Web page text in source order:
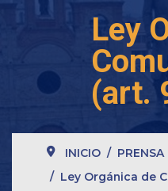
Ley
(art.
INICIO
PRENSA
Ley Orgánica de